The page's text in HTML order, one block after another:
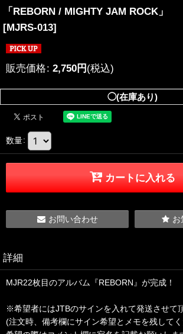
「REBORN / MIGHTY JAM ROCK」
[MJRS-013]
販売価格: 2,750円(税込)
◯(在庫あり)
数量:
カートに入れる
お問い合わせ お
詳細
MJR22枚目のアルバム『REBORN』が完成！
※希望者にはJTBのサインを入れて発送させて
(注文時、備考欄にサイン希望とメモを残して